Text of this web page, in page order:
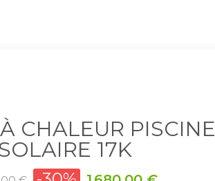
CHALEUR PISCINE
17K
Prix